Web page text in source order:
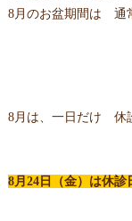
8月のお盆期間は 通
8月は、一日だけ 休
8月24日（金）は休診